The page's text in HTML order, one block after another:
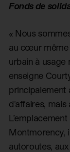
Fonds de
« Nous
au cœur même
urbain à usage
enseigne
principalement
d'affaires, mais
Montmorency,
autoroutes,